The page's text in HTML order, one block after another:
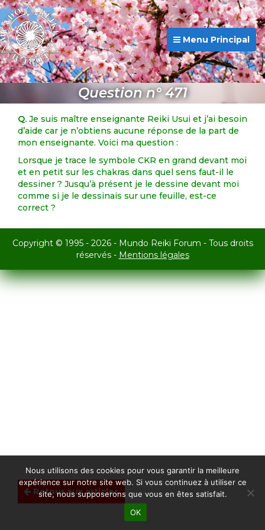
Menu Principal
Question n° 471
Retour aux articles
Q. Je suis maître enseignante Reiki Usui et j’ai besoin
d’aide car je n’obtiens aucune réponse de la part de
mon enseignante. Voici ma question :
Lorsque je trace le symbole CKR en grand devant moi
et en petit sur les chakras dans quel sens faut-il le
dessiner ? Jusqu’à présent je le dessine devant moi
comme si je le dessinais sur une feuille, est-ce
correct ?
Copyright © 1995 - 2026 - Mundo Reiki Forum - Tous droits
réservés - Mentions légales
Nous utilisons des cookies pour vous garantir la meilleure
expérience sur notre site web. Si vous continuez à utiliser ce
site, nous supposerons que vous en êtes satisfait.
OK